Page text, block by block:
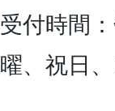
付時間
曜、祝日